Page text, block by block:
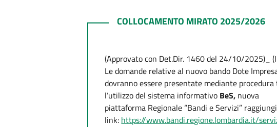
COLLOCAMENTO MIRATO 2025/2026
COLLOCAMENTO MIRATO 2025/2026
(Approvato con Det.Dir. 1460 del 24/10/2025)_
Le domande relative al nuovo bando Dote
dovranno essere presentate mediante
l’utilizzo del sistema informativo BeS, nuova
piattaforma Regionale “Bandi e Servizi”
link: https://www.bandi.regione.lombardia.it/